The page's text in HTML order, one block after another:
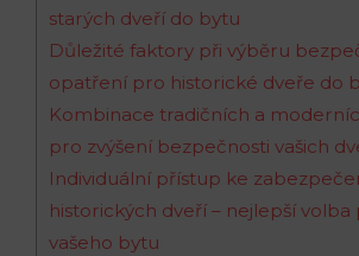
starých dveří do bytu
Důležité faktory při výběru
opatření pro historické dveře do
Kombinace tradičních a
pro zvýšení bezpečnosti vašich
Individuální přístup ke
historických dveří – nejlepší
vašeho bytu